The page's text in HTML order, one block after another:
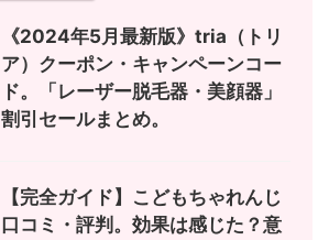
《2024年5月最新版》tria（トリ
ア）クーポン・キャンペーンコー
ド。「レーザー脱毛器・美顔器」
割引セールまとめ。
【完全ガイド】こどもちゃれんじ
口コミ・評判。効果は感じた？意